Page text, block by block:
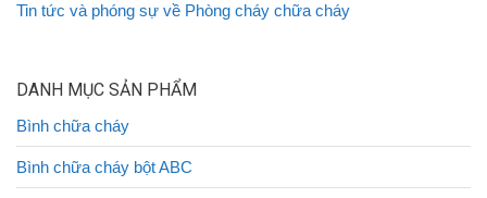
Tin tức và phóng sự về Phòng cháy chữa cháy
DANH MỤC SẢN PHẨM
Bình chữa cháy
Bình chữa cháy bột ABC